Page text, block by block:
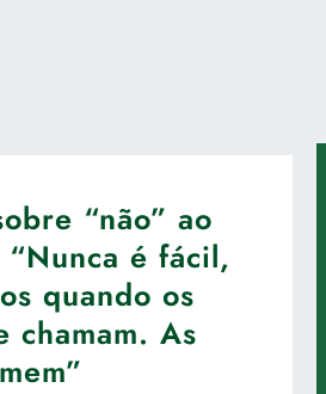
“não” ao
“Nunca é fácil,
quando os
chamam. As